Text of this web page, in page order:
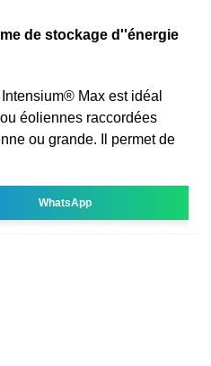
de stockage d''énergie
Max est idéal
éoliennes raccordées
ou grande. Il permet de
WhatsApp